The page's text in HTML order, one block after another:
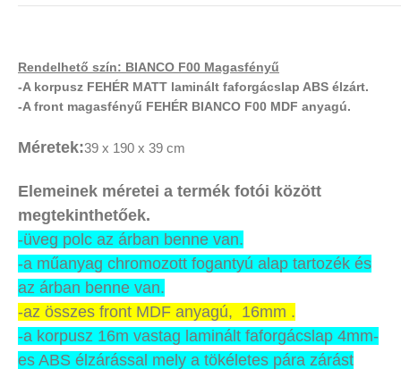
Rendelhető szín: BIANCO F00 Magasfényű
-A korpusz FEHÉR MATT laminált faforgácslap ABS élzárt.
-A front magasfényű FEHÉR BIANCO F00 MDF anyagú.
Méretek:39 x 190 x 39 cm
Elemeinek méretei a termék fotói között
megtekinthetőek.
-üveg polc az árban benne van.
-a műanyag chromozott fogantyú alap tartozék és
az árban benne van.
-az összes front MDF anyagú, 16mm .
-a korpusz 16m vastag laminált faforgácslap 4mm-
es ABS élzárással mely a tökéletes pára zárást